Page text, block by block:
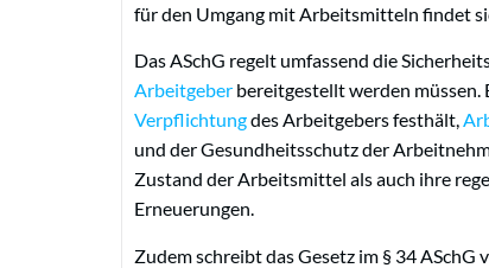
für den Umgang mit Arbeitsmitteln findet
Das ASchG regelt umfassend die
Arbeitgeber bereitgestellt werden
Verpflichtungdes Arbeitgebers festhält,
und der Gesundheitsschutz der
Zustand der Arbeitsmittel als auch ihre
Erneuerungen.
Zudem schreibt das Gesetz im § 34